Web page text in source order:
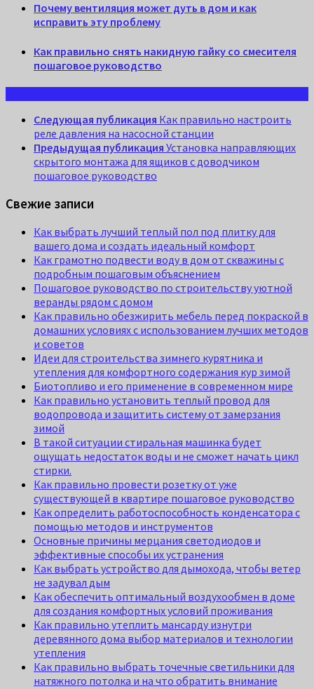
Почему вентиляция может дуть в дом и как
исправить эту проблему
Как правильно снять накидную гайку со смесителя
пошаговое руководство
Следующая публикация Как правильно настроить
реле давления на насосной станции
Предыдущая публикация Установка направляющих
скрытого монтажа для ящиков с доводчиком
пошаговое руководство
Свежие записи
Как выбрать лучший теплый пол под плитку для
вашего дома и создать идеальный комфорт
Как грамотно подвести воду в дом от скважины с
подробным пошаговым объяснением
Пошаговое руководство по строительству уютной
веранды рядом с домом
Как правильно обезжирить мебель перед покраской в
домашних условиях с использованием лучших методов
и советов
Идеи для строительства зимнего курятника и
утепления для комфортного содержания кур зимой
Биотопливо и его применение в современном мире
Как правильно установить теплый провод для
водопровода и защитить систему от замерзания
зимой
В такой ситуации стиральная машинка будет
ощущать недостаток воды и не сможет начать цикл
стирки.
Как правильно провести розетку от уже
существующей в квартире пошаговое руководство
Как определить работоспособность конденсатора с
помощью методов и инструментов
Основные причины мерцания светодиодов и
эффективные способы их устранения
Как выбрать устройство для дымохода, чтобы ветер
не задувал дым
Как обеспечить оптимальный воздухообмен в доме
для создания комфортных условий проживания
Как правильно утеплить мансарду изнутри
деревянного дома выбор материалов и технологии
утепления
Как правильно выбрать точечные светильники для
натяжного потолка и на что обратить внимание